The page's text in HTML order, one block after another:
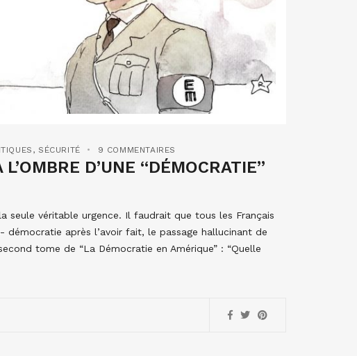
, SÉCURITÉ 9 COMMENTAIRES
D’UNE “DÉMOCRATIE”
seule véritable urgence. Il faudrait que tous les Français
démocratie après l’avoir fait, le passage hallucinant de
tome de “La Démocratie en Amérique” : “Quelle